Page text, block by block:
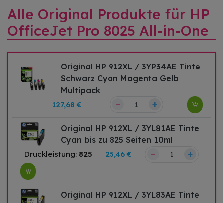
Alle Original Produkte für HP
OfficeJet Pro 8025 All-in-One
Original HP 912XL / 3YP34AE Tinte
Schwarz Cyan Magenta Gelb
Multipack
127,68 € – +
Original HP 912XL / 3YL81AE Tinte
Cyan bis zu 825 Seiten 10ml
Druckleistung: 825 25,46 € – +
Original HP 912XL / 3YL83AE Tinte